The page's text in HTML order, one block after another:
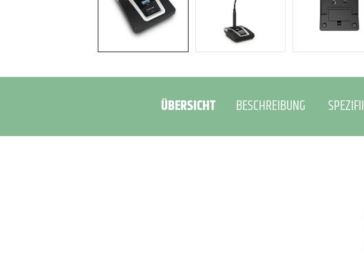
ÜBERSICHT BESCHREIBUNG